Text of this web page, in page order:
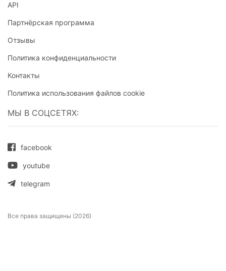
API
Партнёрская программа
Отзывы
Политика конфиденциальности
Контакты
Политика использования файлов cookie
МЫ В СОЦСЕТЯХ:
facebook
youtube
telegram
Все права защищены (2026)